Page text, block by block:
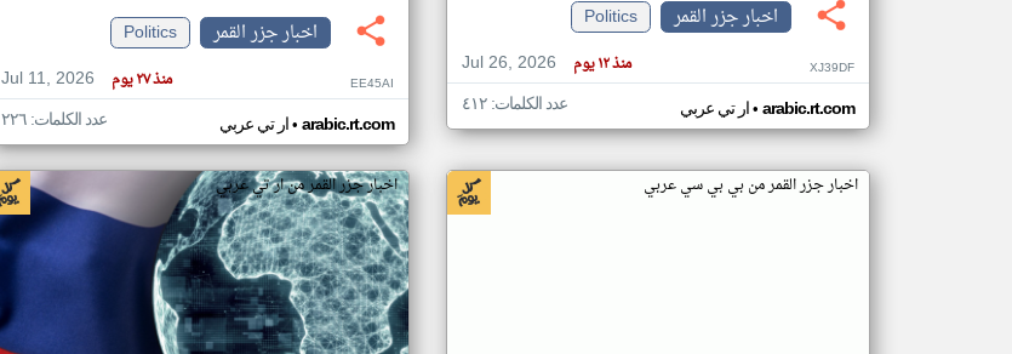
اخبار جزر القمر
Politics
Jul 26, 2026
منذ ١٢ يوم XJ39DF
ار تي عربي• arabic.rt.com عدد الكلمات: ٤١٢
اخبار جزر القمر
Politics
Jul 11, 2026
منذ ٢٧ يوم EE45AI
ار تي عربي• arabic.rt.com عدد الكلمات: ٢٢٦
اخبار جزر القمر من بي بي سي عربي اخبار جزر القمر من ار تي عربي